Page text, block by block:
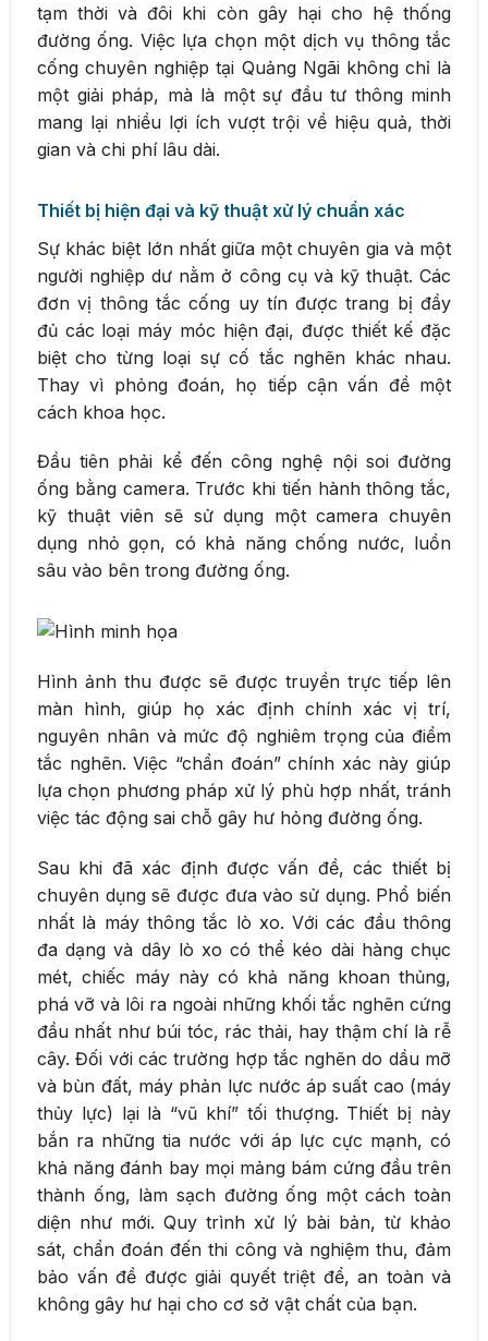
tạm thời và đôi khi còn gây hại cho hệ thống
đường ống. Việc lựa chọn một dịch vụ thông tắc
cống chuyên nghiệp tại Quảng Ngãi không chỉ là
một giải pháp, mà là một sự đầu tư thông minh
mang lại nhiều lợi ích vượt trội về hiệu quả, thời
gian và chi phí lâu dài.
Thiết bị hiện đại và kỹ thuật xử lý chuẩn xác
Sự khác biệt lớn nhất giữa một chuyên gia và một
người nghiệp dư nằm ở công cụ và kỹ thuật. Các
đơn vị thông tắc cống uy tín được trang bị đầy
đủ các loại máy móc hiện đại, được thiết kế đặc
biệt cho từng loại sự cố tắc nghẽn khác nhau.
Thay vì phỏng đoán, họ tiếp cận vấn đề một
cách khoa học.
Đầu tiên phải kể đến công nghệ nội soi đường
ống bằng camera. Trước khi tiến hành thông tắc,
kỹ thuật viên sẽ sử dụng một camera chuyên
dụng nhỏ gọn, có khả năng chống nước, luồn
sâu vào bên trong đường ống.
Hình ảnh thu được sẽ được truyền trực tiếp lên
màn hình, giúp họ xác định chính xác vị trí,
nguyên nhân và mức độ nghiêm trọng của điểm
tắc nghẽn. Việc “chẩn đoán” chính xác này giúp
lựa chọn phương pháp xử lý phù hợp nhất, tránh
việc tác động sai chỗ gây hư hỏng đường ống.
Sau khi đã xác định được vấn đề, các thiết bị
chuyên dụng sẽ được đưa vào sử dụng. Phổ biến
nhất là máy thông tắc lò xo. Với các đầu thông
đa dạng và dây lò xo có thể kéo dài hàng chục
mét, chiếc máy này có khả năng khoan thủng,
phá vỡ và lôi ra ngoài những khối tắc nghẽn cứng
đầu nhất như búi tóc, rác thải, hay thậm chí là rễ
cây. Đối với các trường hợp tắc nghẽn do dầu mỡ
và bùn đất, máy phản lực nước áp suất cao (máy
thủy lực) lại là “vũ khí” tối thượng. Thiết bị này
bắn ra những tia nước với áp lực cực mạnh, có
khả năng đánh bay mọi mảng bám cứng đầu trên
thành ống, làm sạch đường ống một cách toàn
diện như mới. Quy trình xử lý bài bản, từ khảo
sát, chẩn đoán đến thi công và nghiệm thu, đảm
bảo vấn đề được giải quyết triệt để, an toàn và
không gây hư hại cho cơ sở vật chất của bạn.